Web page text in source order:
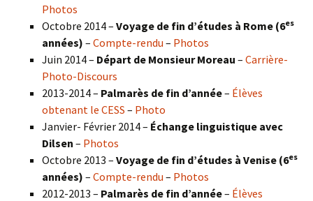
Photos
Octobre 2014 – Voyage de fin d’études à Rome (6es
années) – Compte-rendu – Photos
Juin 2014 – Départ de Monsieur Moreau – Carrière-
Photo-Discours
2013-2014 – Palmarès de fin d’année– Élèves
obtenant le CESS – Photo
Janvier- Février 2014 – Échange linguistique avec
Dilsen – Photos
Octobre 2013 – Voyage de fin d’études à Venise (6es
années) – Compte-rendu – Photos
2012-2013 – Palmarès de fin d’année– Élèves